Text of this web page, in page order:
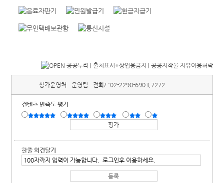
상가운영처 운영팀 전화/ :02-2290-6903,7272
컨텐츠 만족도 평가
한줄 의견달기